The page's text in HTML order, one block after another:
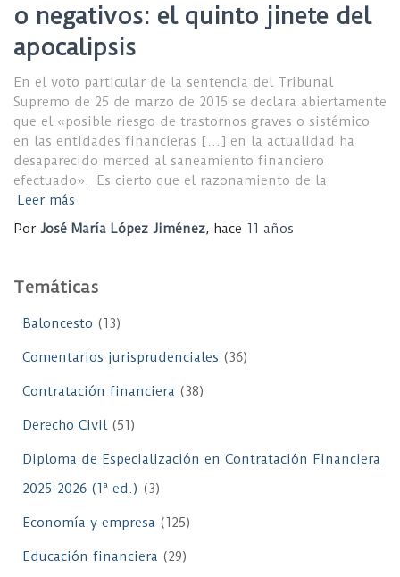
o negativos: el quinto jinete del
apocalipsis
En el voto particular de la sentencia del Tribunal
Supremo de 25 de marzo de 2015 se declara abiertamente
que el «posible riesgo de trastornos graves o sistémico
en las entidades financieras […] en la actualidad ha
desaparecido merced al saneamiento financiero
efectuado». Es cierto que el razonamiento de la
Leer más
Por José María López Jiménez, hace 11 años
Temáticas
Baloncesto (13)
Comentarios jurisprudenciales (36)
Contratación financiera (38)
Derecho Civil(51)
Diploma de Especialización en Contratación Financiera
2025-2026 (1ª ed.) (3)
Economía y empresa (125)
Educación financiera (29)